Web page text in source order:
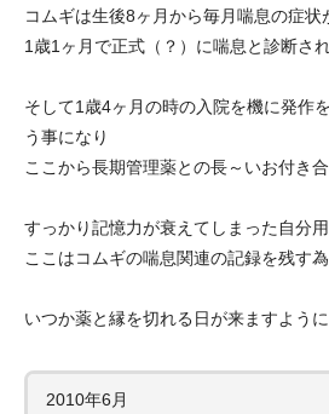
コムギは生後8ヶ月から毎月喘息の症状
1歳1ヶ月で正式（？）に喘息と診断され
そして1歳4ヶ月の時の入院を機に発作
う事になり
ここから長期管理薬との長～いお付き
すっかり記憶力が衰えてしまった自分
ここはコムギの喘息関連の記録を残す為
いつか薬と縁を切れる日が来ますように
2010年6月